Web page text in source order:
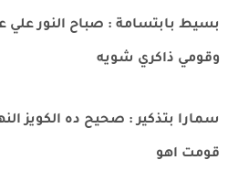
بسيط بابتسامة : صباح النور علي
وقومي ذاكري شويه
سمارا بتذكير : صحيح ده الكويز
قومت اهو